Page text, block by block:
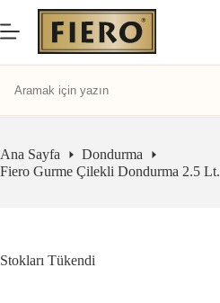
Ana Sayfa
Dondurma
Fiero Gurme Çilekli Dondurma 2.5 Lt.
Stokları Tükendi